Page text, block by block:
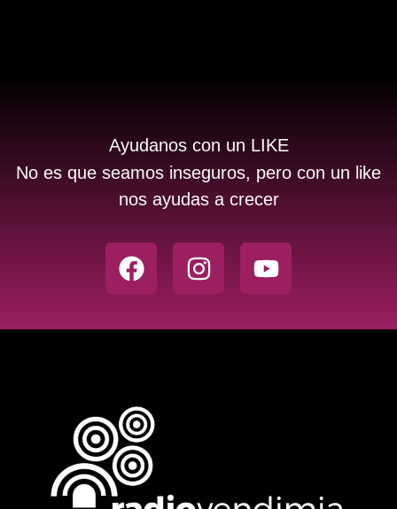
Ayudanos con un LIKE
No es que seamos inseguros, pero con un like
nos ayudas a crecer